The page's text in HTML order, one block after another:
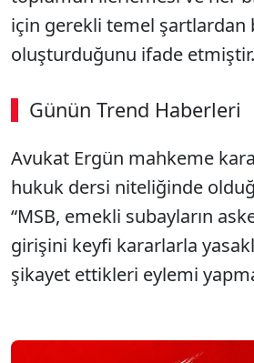
için gerekli temel şartlardan
oluşturduğunu ifade
Günün Trend Haberleri
00:01 / 08:43
Avukat Ergün mahkeme
hukuk dersi niteliğinde
“MSB, emekli subayların
girişini keyfi kararlarla
şikayet ettikleri eylemi